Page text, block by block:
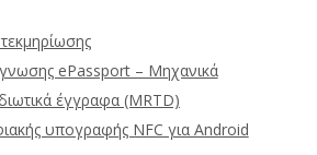
ePassport – Μηχανικά
έγγραφα (MRTD)
υπογραφής NFC για Android